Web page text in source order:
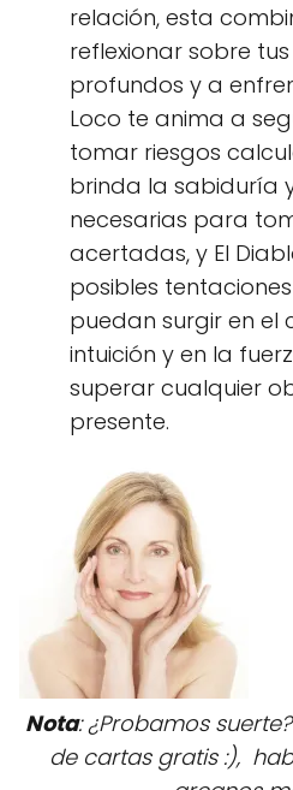
relación, esta
reflexionar sobre
profundos y a
Loco te anima a
tomar riesgos
brinda la sabiduría
necesarias para
acertadas, y El
posibles
puedan surgir en el
intuición y en la
superar cualquier
presente.
Nota: ¿Probamos
de cartas gratis :),